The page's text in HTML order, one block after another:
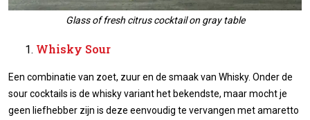
Glass of fresh citrus cocktail on gray table
Whisky Sour
Een combinatie van zoet, zuur en de smaak van Whisky. Onder de
sour cocktails is de whisky variant het bekendste, maar mocht je
geen liefhebber zijn is deze eenvoudig te vervangen met amaretto